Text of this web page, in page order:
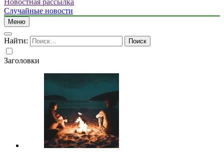
Новостная рассылка
Случайные новости
Меню
Найти:
Заголовки